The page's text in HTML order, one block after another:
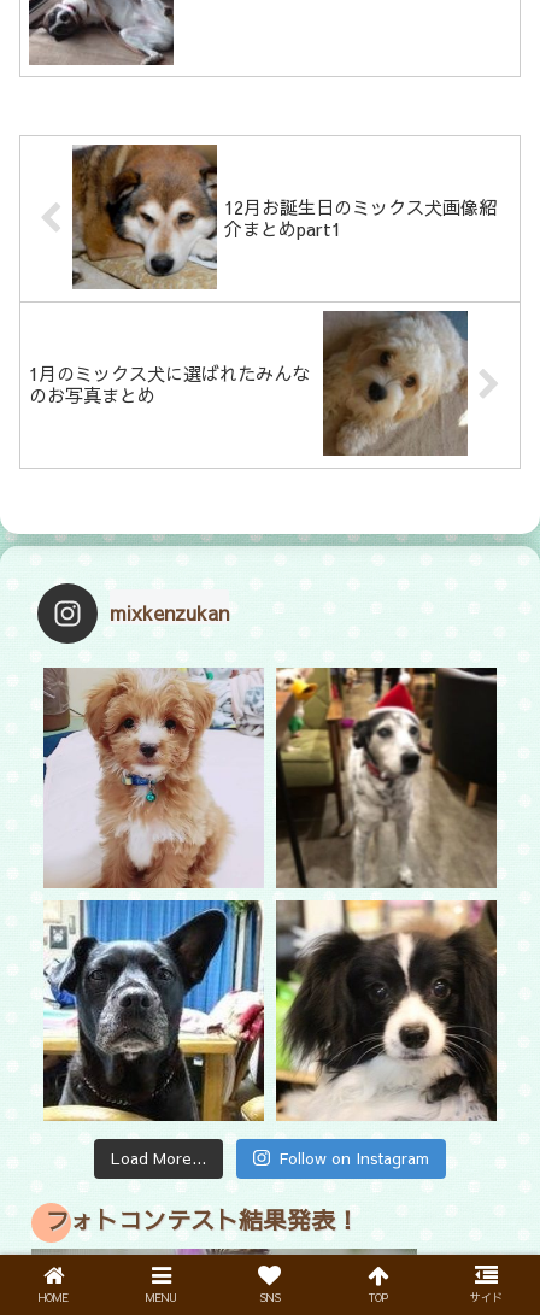
12月お誕生日のミックス犬画像紹
介まとめpart1
1月のミックス犬に選ばれたみんな
のお写真まとめ
mixkenzukan
Load More... Follow on Instagram
フォトコンテスト結果発表！
HOME MENU SNS TOP サイド